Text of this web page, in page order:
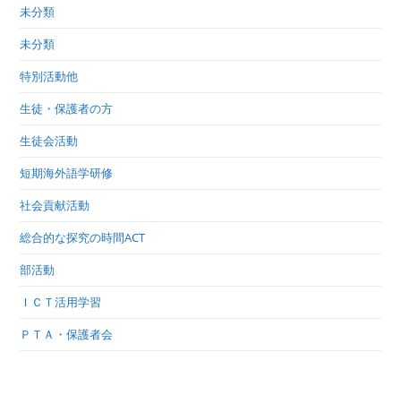
未分類
未分類
特別活動他
生徒・保護者の方
生徒会活動
短期海外語学研修
社会貢献活動
総合的な探究の時間ACT
部活動
ＩＣＴ活用学習
ＰＴＡ・保護者会